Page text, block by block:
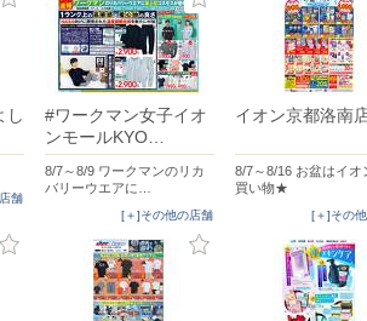
し
舗
#ワークマン女子イオ
ンモールKYO…
8/7～8/9 ワークマンのリカ
バリーウエアに…
[＋]その他の店舗
イオン京都洛南
8/7～8/16 お盆はイオ
買い物★
[＋]その